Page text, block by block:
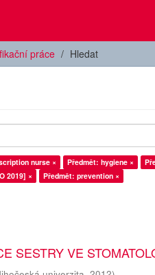
práce Hledat
nurse × Předmět: hygiene ×
2019] × Předmět: prevention ×
SESTRY VE